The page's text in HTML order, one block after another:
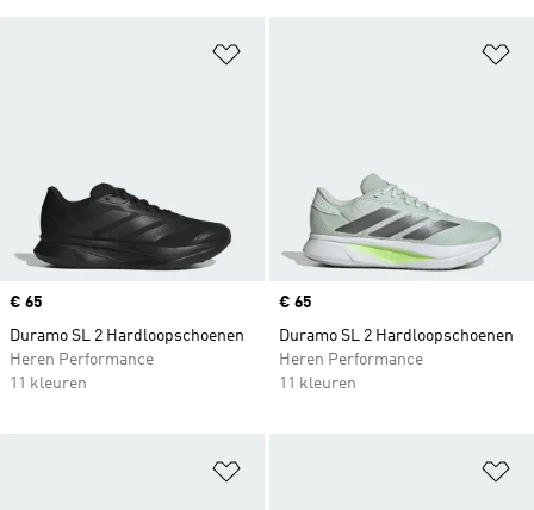
Price
€ 65
Duramo SL 2 Hardloopschoenen
Heren Performance
11 kleuren
Price
€ 65
Duramo SL 2 Hardloopschoenen
Heren Performance
11 kleuren